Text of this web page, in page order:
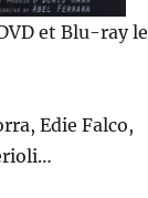
et Blu-ray le
Edie Falco,